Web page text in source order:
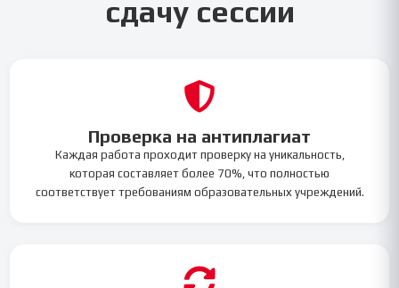
сдачу сессии
Проверка на антиплагиат
Каждая работа проходит проверку на уникальность,
которая составляет более 70%, что полностью
соответствует требованиям образовательных учреждений.